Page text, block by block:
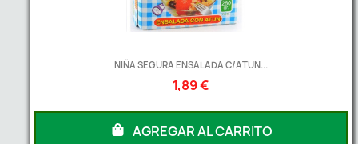
NIÑA SEGURA ENSALADA C/ATUN...
1,89 €
AGREGAR AL CARRITO